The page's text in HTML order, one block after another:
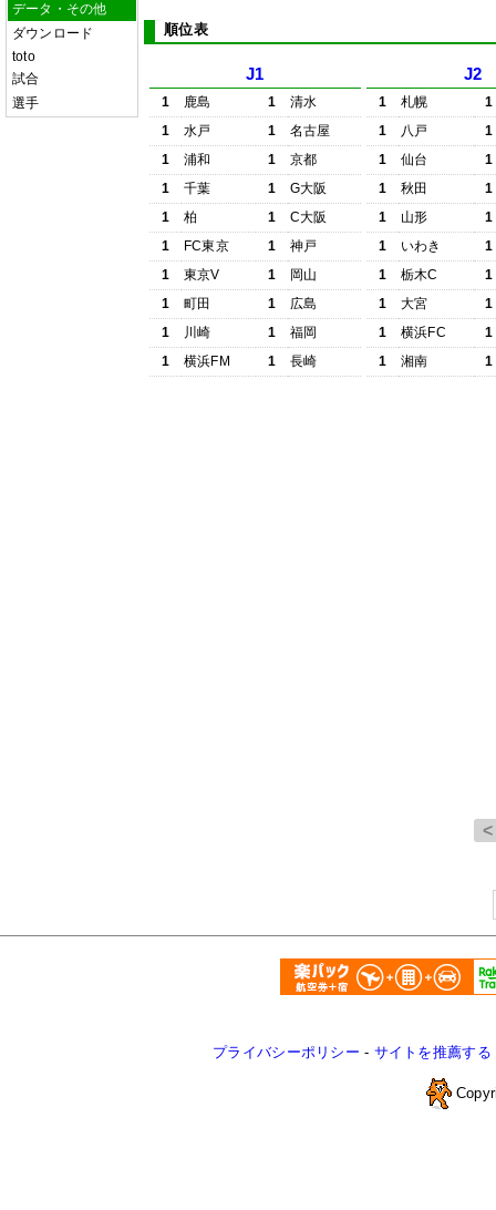
データ・その他
ダウンロード
toto
試合
選手
順位表
J1
1 鹿島 1
清水
1
水戸 1
名古屋
1
浦和 1
京都
1
千葉 1
G大阪
1
柏 1
C大阪
1
FC東京 1
神戸
1
東京V 1
岡山
1
町田 1
広島
1
川崎 1
福岡
1
横浜FM 1 長崎
J2
1 札幌
1
1
八戸
1
1
仙台
1
1
秋田
1
1
山形
1
1
いわき
1
1
栃木C
1
1
大宮
1
1
横浜FC
1
1
湘南 1
プライバシーポリシー - サイトを推薦する